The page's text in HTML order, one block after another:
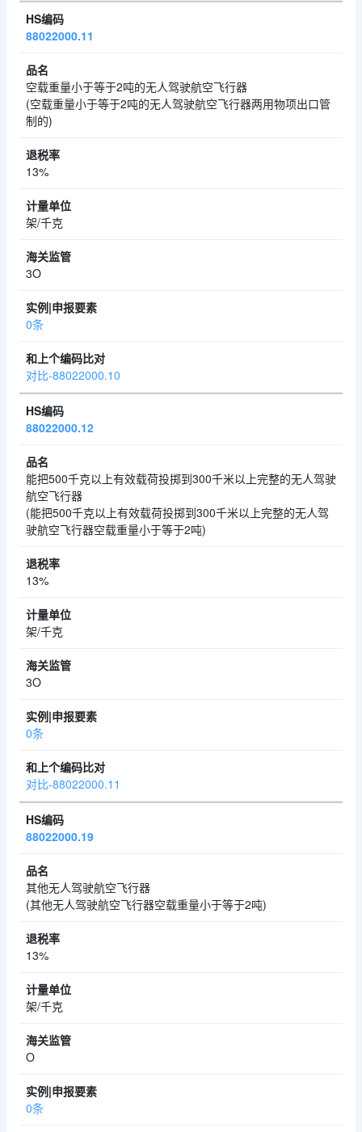
88022000.11
空载重量小于等于2吨的无人驾驶航空飞行器
(空载重量小于等于2吨的无人驾驶航空飞行器两用物项出口管
制的)
13%
架/千克
3O
0条
对比-88022000.10
88022000.12
能把500千克以上有效载荷投掷到300千米以上完整的无人驾驶
航空飞行器
(能把500千克以上有效载荷投掷到300千米以上完整的无人驾
驶航空飞行器空载重量小于等于2吨)
13%
架/千克
3O
0条
对比-88022000.11
88022000.19
其他无人驾驶航空飞行器
(其他无人驾驶航空飞行器空载重量小于等于2吨)
13%
架/千克
O
0条